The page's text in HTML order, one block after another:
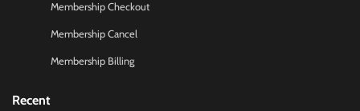
Membership Checkout
Membership Cancel
Membership Billing
Recent